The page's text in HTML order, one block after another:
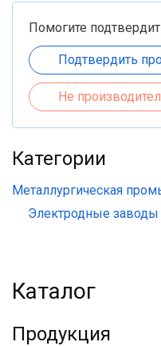
Помогите
Подтвердить
Не
Категории
Металлургическая
Электродные заводы
Каталог
Продукция